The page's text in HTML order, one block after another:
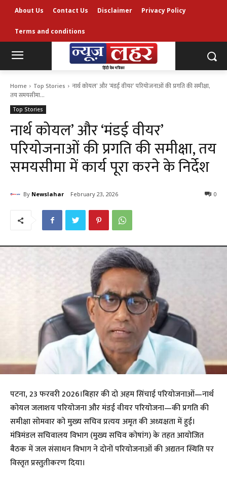
About Us Contact Us Disclaimer Privacy Policy
Terms and conditions
Home Top Stories
नार्थ कोयल’ और ‘मंडई वीयर’ परियोजनाओं की प्रगति की समीक्षा,
तय समयसीमा...
Top Stories
नार्थ कोयल’ और ‘मंडई वीयर’
परियोजनाओं की प्रगति की समीक्षा, तय
समयसीमा में कार्य पूरा करने के निर्देश
By Newslahar February 23, 2026 0
पटना, 23 फरवरी 2026।बिहार की दो अहम सिंचाई परियोजनाओं—नार्थ
कोयल जलाशय परियोजना और मंडई वीयर परियोजना—की प्रगति की
समीक्षा सोमवार को मुख्य सचिव प्रत्यय अमृत की अध्यक्षता में हुई।
मंत्रिमंडल सचिवालय विभाग (मुख्य सचिव कोषांग) के तहत आयोजित
बैठक में जल संसाधन विभाग ने दोनों परियोजनाओं की अद्यतन स्थिति पर
विस्तृत प्रस्तुतीकरण दिया।